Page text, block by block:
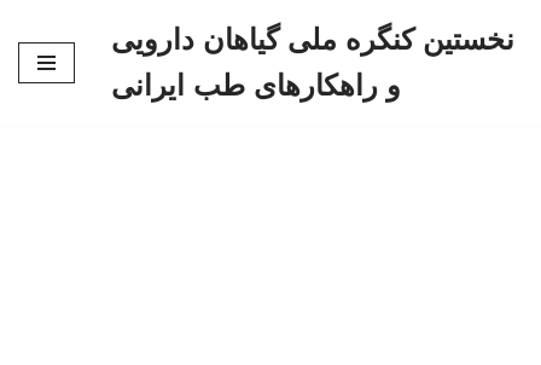
نخستین کنگره ملی گیاهان دارویی
و راهکارهای طب ایرانی